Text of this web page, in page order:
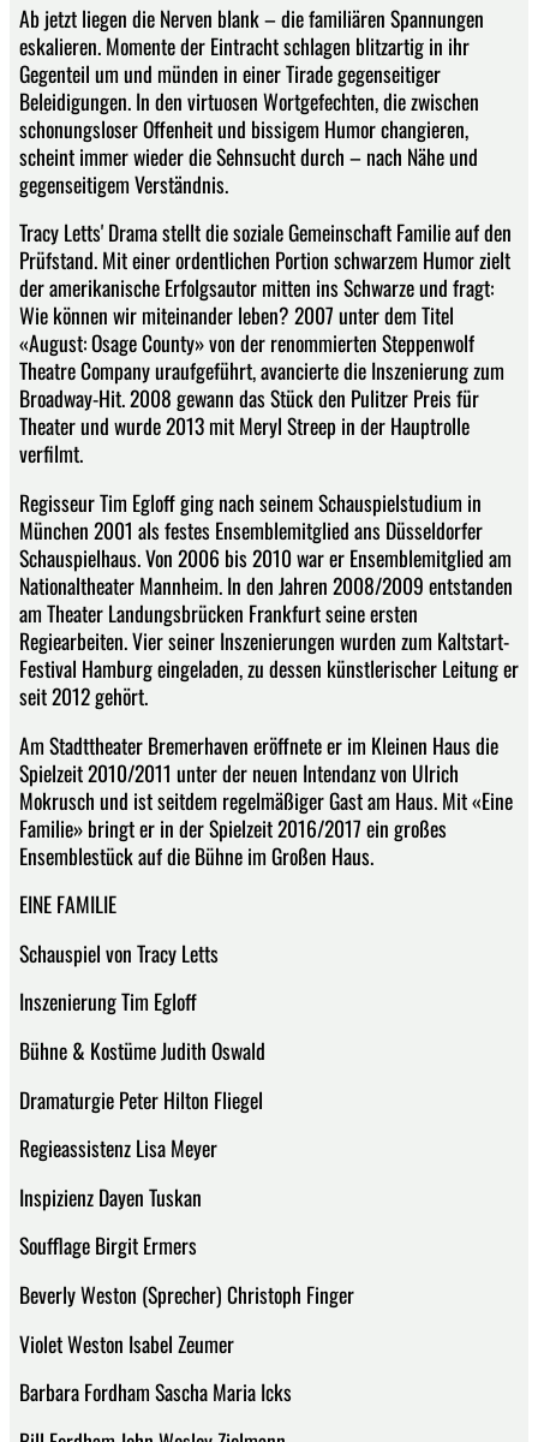
Ab jetzt liegen die Nerven blank – die familiären Spannungen
eskalieren. Momente der Eintracht schlagen blitzartig in ihr
Gegenteil um und münden in einer Tirade gegenseitiger
Beleidigungen. In den virtuosen Wortgefechten, die zwischen
schonungsloser Offenheit und bissigem Humor changieren,
scheint immer wieder die Sehnsucht durch – nach Nähe und
gegenseitigem Verständnis.
Tracy Letts' Drama stellt die soziale Gemeinschaft Familie auf den
Prüfstand. Mit einer ordentlichen Portion schwarzem Humor zielt
der amerikanische Erfolgsautor mitten ins Schwarze und fragt:
Wie können wir miteinander leben? 2007 unter dem Titel
«August: Osage County» von der renommierten Steppenwolf
Theatre Company uraufgeführt, avancierte die Inszenierung zum
Broadway-Hit. 2008 gewann das Stück den Pulitzer Preis für
Theater und wurde 2013 mit Meryl Streep in der Hauptrolle
verfilmt.
Regisseur Tim Egloff ging nach seinem Schauspielstudium in
München 2001 als festes Ensemblemitglied ans Düsseldorfer
Schauspielhaus. Von 2006 bis 2010 war er Ensemblemitglied am
Nationaltheater Mannheim. In den Jahren 2008/2009 entstanden
am Theater Landungsbrücken Frankfurt seine ersten
Regiearbeiten. Vier seiner Inszenierungen wurden zum Kaltstart-
Festival Hamburg eingeladen, zu dessen künstlerischer Leitung er
seit 2012 gehört.
Am Stadttheater Bremerhaven eröffnete er im Kleinen Haus die
Spielzeit 2010/2011 unter der neuen Intendanz von Ulrich
Mokrusch und ist seitdem regelmäßiger Gast am Haus. Mit «Eine
Familie» bringt er in der Spielzeit 2016/2017 ein großes
Ensemblestück auf die Bühne im Großen Haus.
EINE FAMILIE
Schauspiel von Tracy Letts
Inszenierung Tim Egloff
Bühne & Kostüme Judith Oswald
Dramaturgie Peter Hilton Fliegel
Regieassistenz Lisa Meyer
Inspizienz Dayen Tuskan
Soufflage Birgit Ermers
Beverly Weston (Sprecher) Christoph Finger
Violet Weston Isabel Zeumer
Barbara Fordham Sascha Maria Icks